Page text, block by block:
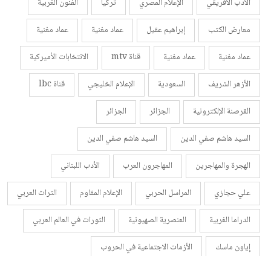
الأدب الأفريقي
الإعلام المصري تركيا
الفنون الغربية
معارض الكتب
إبراهيم عقيل عماد مغنية
عماد مغنية
عماد مغنية
عماد مغنية قناة mtv
الانتخابات الأميركية
الأزهر الشريف
السعودية الإعلام الخليجي
قناة lbc
القرصنة الإلكترونية
الجزائر
الجزائر
السيد هاشم صفي الدين
السيد هاشم صفي الدين
الهجرة والمهاجرين
المهاجرون العرب
الأدب اللبناني
علي حجازي
المراسل الحربي الإعلام المقاوم
التراث العربي
الدراما الغربية
العنصرية الصهيونية
الثورات في العالم العربي
إياون ماسك
الأزمات الاجتماعية في الحروب